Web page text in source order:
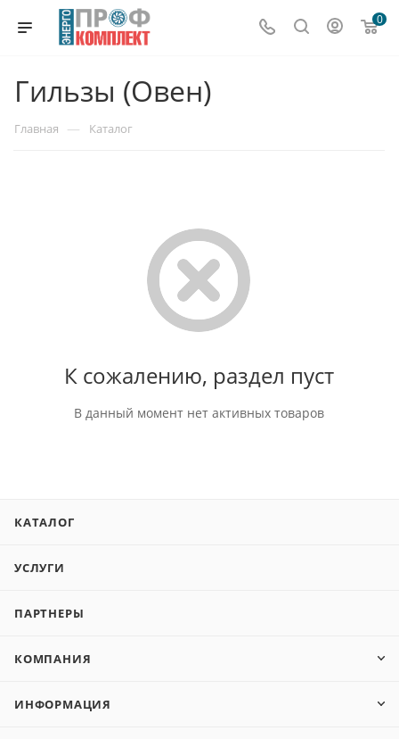
0
Гильзы (Овен)
Главная — Каталог
К сожалению, раздел пуст
В данный момент нет активных товаров
КАТАЛОГ
УСЛУГИ
ПАРТНЕРЫ
КОМПАНИЯ
ИНФОРМАЦИЯ